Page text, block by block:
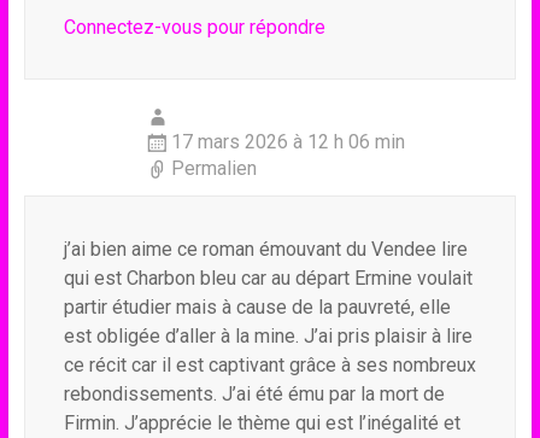
Connectez-vous pour répondre
17 mars 2026 à 12 h 06 min
Permalien
j’ai bien aime ce roman émouvant du Vendee lire
qui est Charbon bleu car au départ Ermine voulait
partir étudier mais à cause de la pauvreté, elle
est obligée d’aller à la mine. J’ai pris plaisir à lire
ce récit car il est captivant grâce à ses nombreux
rebondissements. J’ai été ému par la mort de
Firmin. J’apprécie le thème qui est l’inégalité et